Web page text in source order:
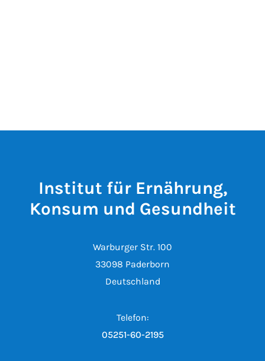
Institut für Ernährung,
Konsum und Gesundheit
Warburger Str. 100
33098 Paderborn
Deutschland
Telefon:
05251-60-2195